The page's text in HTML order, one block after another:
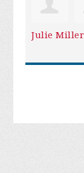
Julie Miller